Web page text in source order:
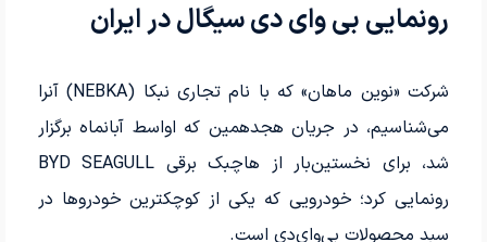
رونمایی بی وای دی سیگال در ایران
شرکت «نوین ماهان» که با نام تجاری نبکا (NEBKA) آنرا
می‌شناسیم، در جریان هجدهمین که اواسط آبانماه برگزار
شد، برای نخستین‌بار از هاچبک برقی BYD SEAGULL
رونمایی کرد؛ خودرویی که یکی از کوچکترین خودروها در
سبد محصولات بی‌وای‌دی است.